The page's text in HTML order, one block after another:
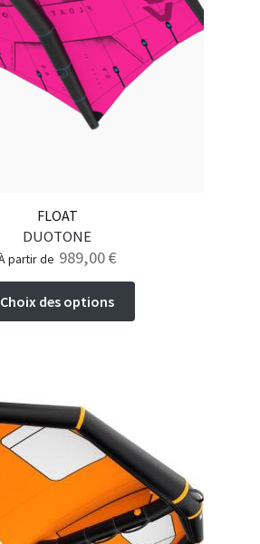
FLOAT
DUOTONE
à partir de 989,00€
Choix des options
peuvent
être
choisies
sur
la